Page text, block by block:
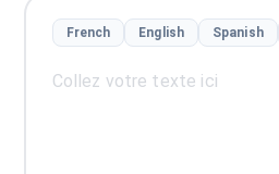
French English Spanish